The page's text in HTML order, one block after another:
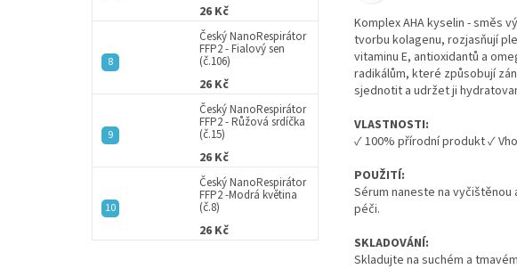
26 Kč
Český NanoRespirátor
FFP2 - Fialový sen
(č.106)
26 Kč
Český NanoRespirátor
FFP2 - Růžová srdíčka
(č.15)
26 Kč
Český NanoRespirátor
FFP2 -Modrá květina
(č.8)
26 Kč
Komplex AHA kyselin - směs
tvorbu kolagenu, rozjasňují
vitaminu E, antioxidantů a
radikálům, které způsobují
sjednotit a udržet ji
VLASTNOSTI:
✓ 100% přírodní produkt ✓
POUŽITÍ:
Sérum naneste na
péči.
SKLADOVÁNÍ:
Skladujte na suchém a